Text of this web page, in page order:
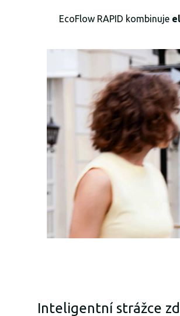
EcoFlow RAPID kombinuje
Inteligentní strážce